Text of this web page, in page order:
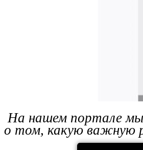
На нашем портале мы
о том, какую важную